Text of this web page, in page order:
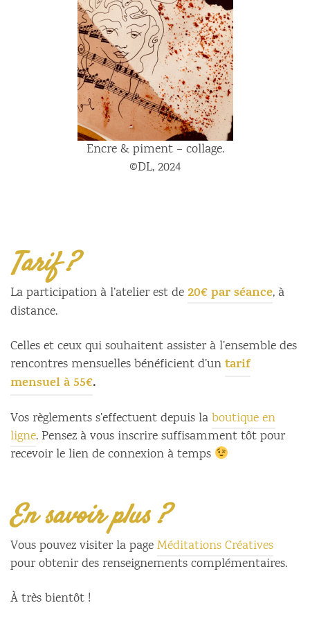
Encre & piment – collage.
©DL, 2024
Tarif ?
La participation à l’atelier est de20€ par séance, à
distance.
Celles et ceux qui souhaitent assister à l’ensemble des
rencontres mensuelles bénéficient d’untarif
mensuel à 55€.
Vos règlements s’effectuent depuis laboutique en
ligne. Pensez à vous inscrire suffisamment tôt pour
recevoir le lien de connexion à temps
En savoir plus ?
Vous pouvez visiter la pageMéditations Créatives
pour obtenir des renseignements complémentaires.
À très bientôt !